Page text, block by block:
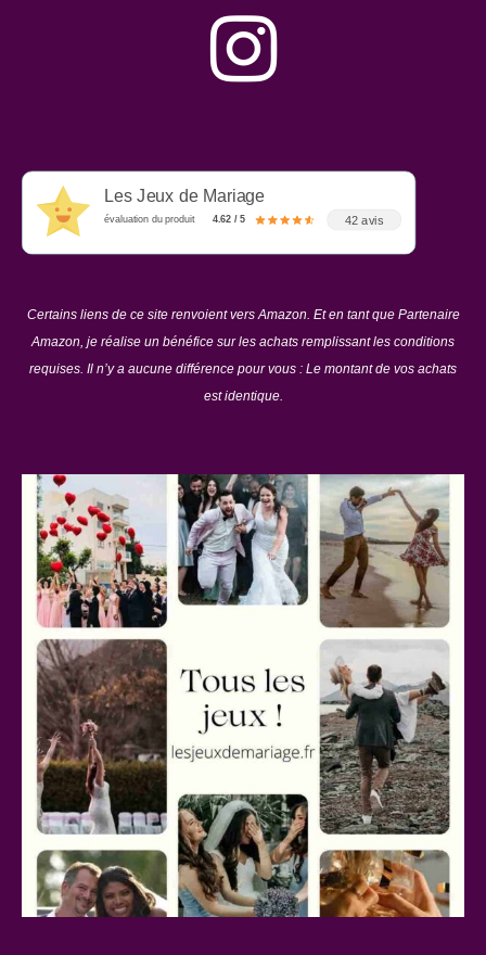
Les Jeux de Mariage
évaluation du produit 4.62 / 5 42 avis
Certains liens de ce site renvoient vers Amazon. Et en tant que Partenaire
Amazon, je réalise un bénéfice sur les achats remplissant les conditions
requises. Il n’y a aucune différence pour vous : Le montant de vos achats
est identique.